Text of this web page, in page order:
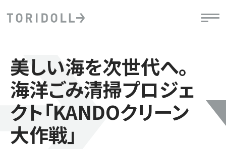
美しい海を次世代へ。
海洋ごみ清掃プロジェ
クト「KANDOクリーン
大作戦」